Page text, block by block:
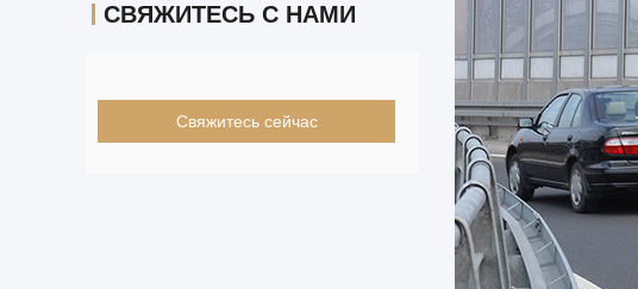
СВЯЖИТЕСЬ С НАМИ
Свяжитесь сейчас